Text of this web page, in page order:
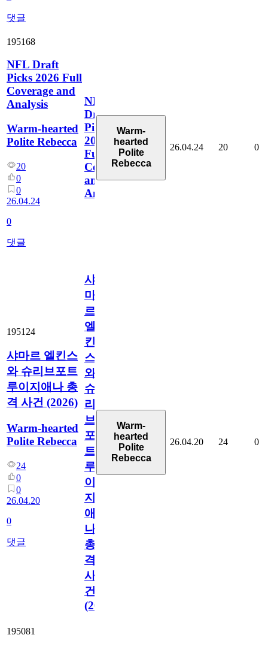
댓글
195168
NFL Draft
Picks 2026 Full
Coverage and
Analysis
Warm-hearted
Polite Rebecca
20
0
0
26.04.24
0
댓글
NFL
Draft
Picks
2026
Full
Coverage
and
Analysis
Warm-
hearted
Polite
Rebecca
26.04.24 20 0
195124
샤마르 엘킨스
와 슈리브포트
루이지애나 총
격 사건 (2026)
Warm-hearted
Polite Rebecca
24
0
0
26.04.20
0
댓글
샤
마
르
엘
킨
스
와
슈
리
브
포
트
루
이
지
애
나
총
격
사
건
(2026)
Warm-
hearted
Polite
Rebecca
26.04.20 24 0
195081